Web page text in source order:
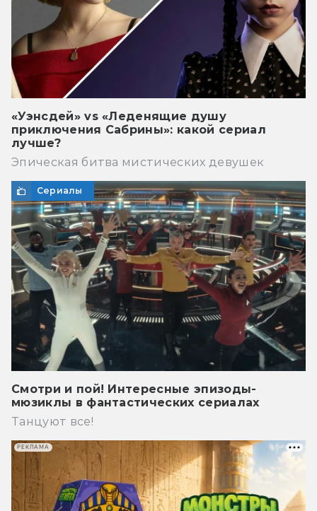
«Уэнсдей» vs «Леденящие душу
приключения Сабрины»: какой сериал
лучше?
Эпическая битва мистических девушек
Сериалы
Смотри и пой! Интересные эпизоды-
мюзиклы в фантастических сериалах
Танцуют все!
РЕКЛАМА